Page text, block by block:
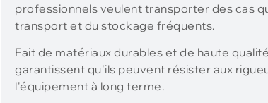
professionnels veulent transporter des cas
transport et du stockage fréquents.
Fait de matériaux durables et de haute
garantissent qu'ils peuvent résister aux
l'équipement à long terme.